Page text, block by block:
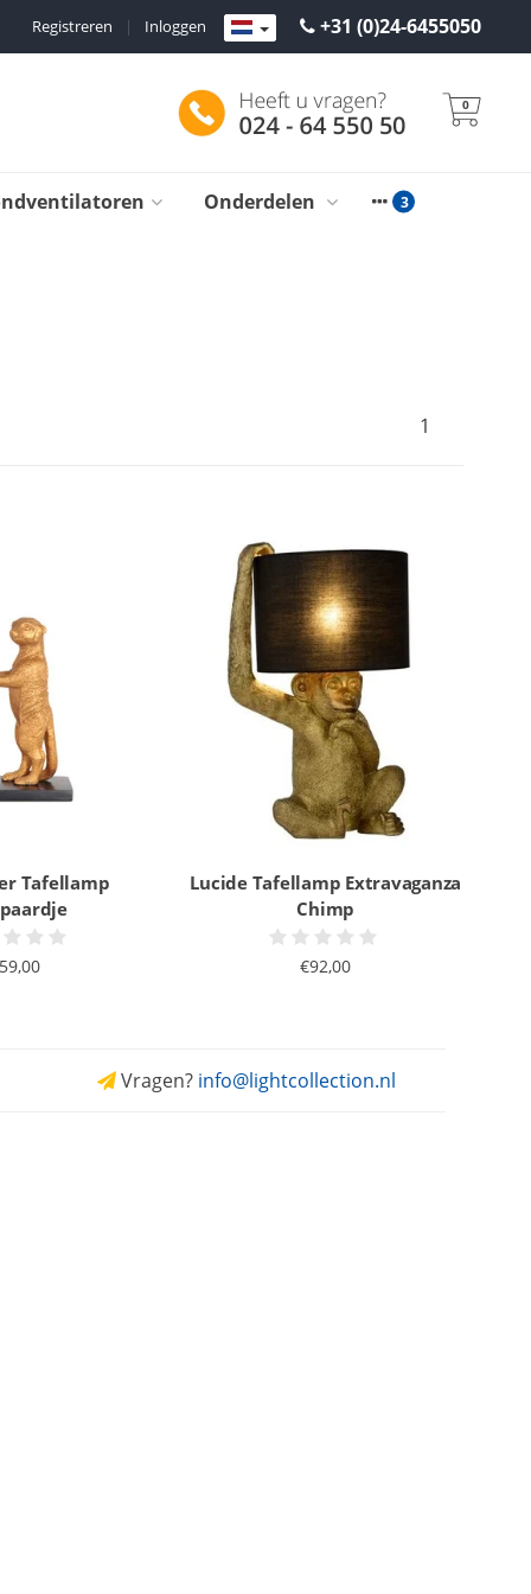
+31 (0)24-6455050
Inloggen
|
Registreren
0
Onderdelen
1
Tafellamp
Lucide Tafellamp Extravaganza
Chimp
€92,00
Vragen? info@lightcollection.nl